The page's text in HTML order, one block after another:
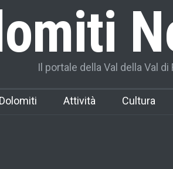
Il portale della Val della Val di
Dolomiti Attività Cultura